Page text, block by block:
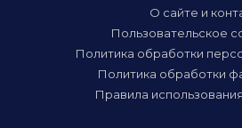
О сайте и
Пользовательское
Политика обработки
Политика обработки
Правила